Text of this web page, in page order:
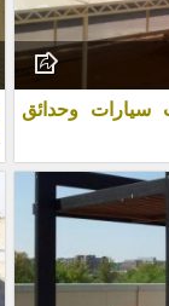
وحدائق